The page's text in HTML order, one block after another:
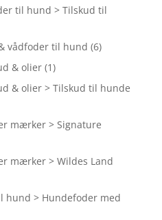
til hund > Tilskud til
vådfoder til hund (6)
& olier (1)
& olier > Tilskud til hunde
mærker > Signature
mærker > Wildes Land
hund > Hundefoder med